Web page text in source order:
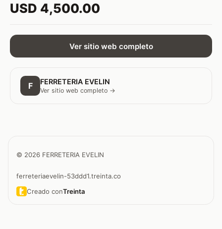
USD 4,500.00
Ver sitio web completo
F FERRETERIA EVELIN
Ver sitio web completo →
© 2026 FERRETERIA EVELIN
ferreteriaevelin-53ddd1.treinta.co
Creado conTreinta